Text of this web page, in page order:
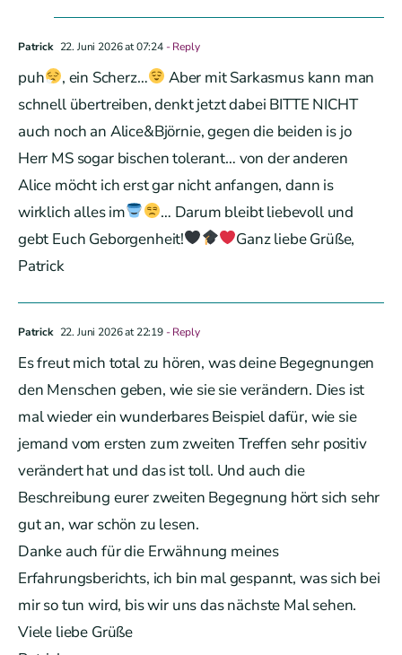
Patrick 22. Juni 2026 at 07:24- Reply
puh , ein Scherz…
Aber mit Sarkasmus kann man
schnell übertreiben, denkt jetzt dabei BITTE NICHT
auch noch an Alice&Björnie, gegen die beiden is jo
Herr MS sogar bischen tolerant… von der anderen
Alice möcht ich erst gar nicht anfangen, dann is
wirklich alles im
… Darum bleibt liebevoll und
gebt Euch Geborgenheit!
Ganz liebe Grüße,
Patrick
Patrick 22. Juni 2026 at 22:19- Reply
Es freut mich total zu hören, was deine Begegnungen
den Menschen geben, wie sie sie verändern. Dies ist
mal wieder ein wunderbares Beispiel dafür, wie sie
jemand vom ersten zum zweiten Treffen sehr positiv
verändert hat und das ist toll. Und auch die
Beschreibung eurer zweiten Begegnung hört sich sehr
gut an, war schön zu lesen.
Danke auch für die Erwähnung meines
Erfahrungsberichts, ich bin mal gespannt, was sich bei
mir so tun wird, bis wir uns das nächste Mal sehen.
Viele liebe Grüße